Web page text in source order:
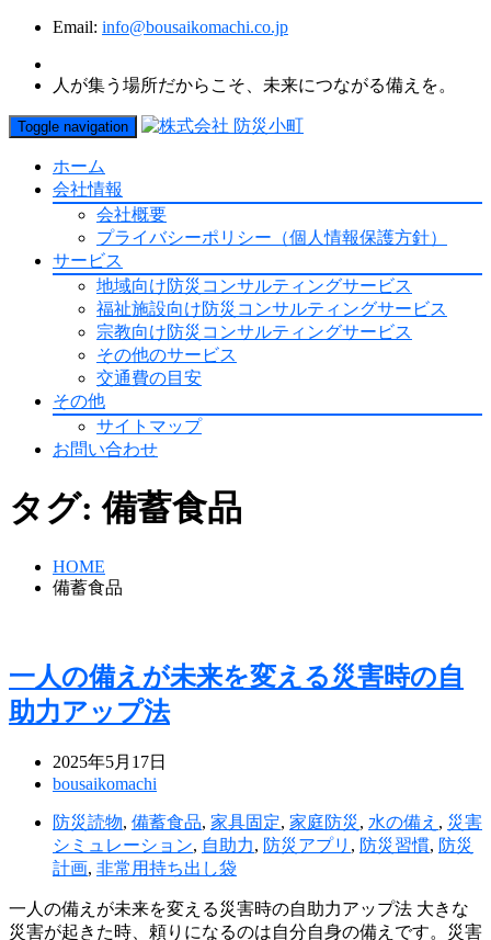
Email: info@bousaikomachi.co.jp
人が集う場所だからこそ、未来につながる備えを。
Toggle navigation
ホーム
会社情報
会社概要
プライバシーポリシー（個人情報保護方針）
サービス
地域向け防災コンサルティングサービス
福祉施設向け防災コンサルティングサービス
宗教向け防災コンサルティングサービス
その他のサービス
交通費の目安
その他
サイトマップ
お問い合わせ
タグ:備蓄食品
HOME
備蓄食品
一人の備えが未来を変える災害時の自
助力アップ法
2025年5月17日
bousaikomachi
防災読物, 備蓄食品, 家具固定, 家庭防災, 水の備え , 災害
シミュレーション, 自助力, 防災アプリ , 防災習慣, 防災
計画, 非常用持ち出し袋
一人の備えが未来を変える災害時の自助力アップ法 大きな
災害が起きた時、頼りになるのは自分自身の備えです。災害